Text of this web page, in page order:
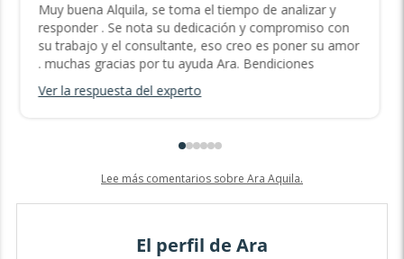
Muy buena Alquila, se toma el tiempo de analizar y
responder . Se nota su dedicación y compromiso con
su trabajo y el consultante, eso creo es poner su amor
. muchas gracias por tu ayuda Ara. Bendiciones
Ver la respuesta del experto
Lee más comentarios sobre Ara Aquila.
El perfil de Ara